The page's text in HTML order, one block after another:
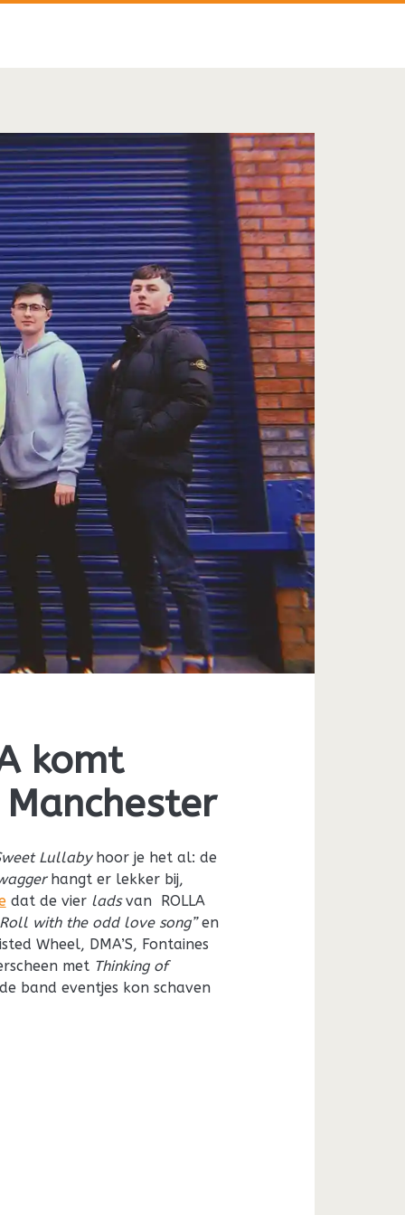
komt
Lullabyhoor je het al: de
hangt er lekker bij,
dat de vier ladsvan ROLLA
with the odd love song”en
Wheel, DMA’S, Fontaines
met Thinking of
band eventjes kon schaven